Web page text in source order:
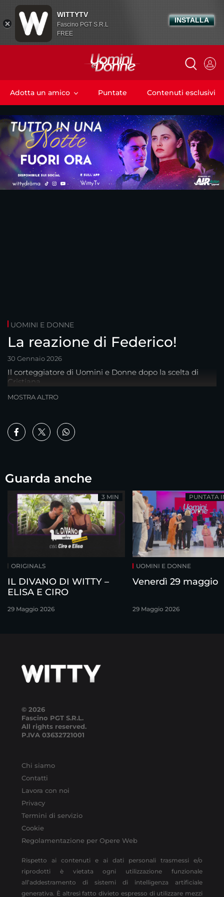
Adotta un amico Puntate Contenuti esclusivi
UOMINI E DONNE
La reazione di Federico!
30 Gennaio 2026
Il corteggiatore di Uomini e Donne dopo la scelta di
Cristiana…
MOSTRA ALTRO
Guarda anche
ORIGINALS
IL DIVANO DI WITTY –
ELISA E CIRO
29 Maggio 2026
3 MIN
UOMINI E DONNE
Venerdì 29 maggio
29 Maggio 2026
PUNTATA
© 2026
Fascino PGT S.R.L.
All rights reserved.
P.IVA 03632721001
Chi siamo
Contatti
Lavora con noi
Privacy
Termini di servizio
Cookie
Regolamentazione per Opere Web
Rispetto ai contenuti e ai dati personali trasmessi e/o
riprodotti è vietata ogni utilizzazione funzionale
all’addestramento di sistemi di intelligenza artificiale
generativa. È altresì fatto divieto espresso di utilizzare mezzi
WITTYTV
Fascino PGT S.R.L
FREE
INSTALLA